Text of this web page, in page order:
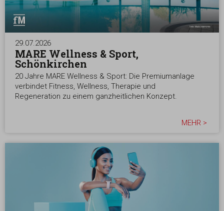
29.07.2026
MARE Wellness & Sport,
Schönkirchen
20 Jahre MARE Wellness & Sport: Die Premiumanlage
verbindet Fitness, Wellness, Therapie und
Regeneration zu einem ganzheitlichen Konzept.
MEHR >